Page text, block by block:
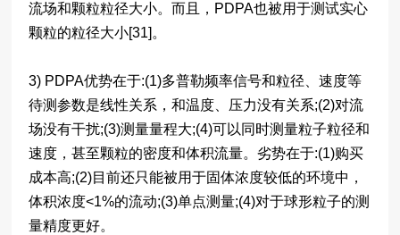
流场和颗粒粒径大小。而且，PDPA也被用于测试实心
颗粒的粒径大小[31]。
3) PDPA优势在于:(1)多普勒频率信号和粒径、速度等
待测参数是线性关系，和温度、压力没有关系;(2)对流
场没有干扰;(3)测量量程大;(4)可以同时测量粒子粒径和
速度，甚至颗粒的密度和体积流量。劣势在于:(1)购买
成本高;(2)目前还只能被用于固体浓度较低的环境中，
体积浓度<1%的流动;(3)单点测量;(4)对于球形粒子的测
量精度更好。